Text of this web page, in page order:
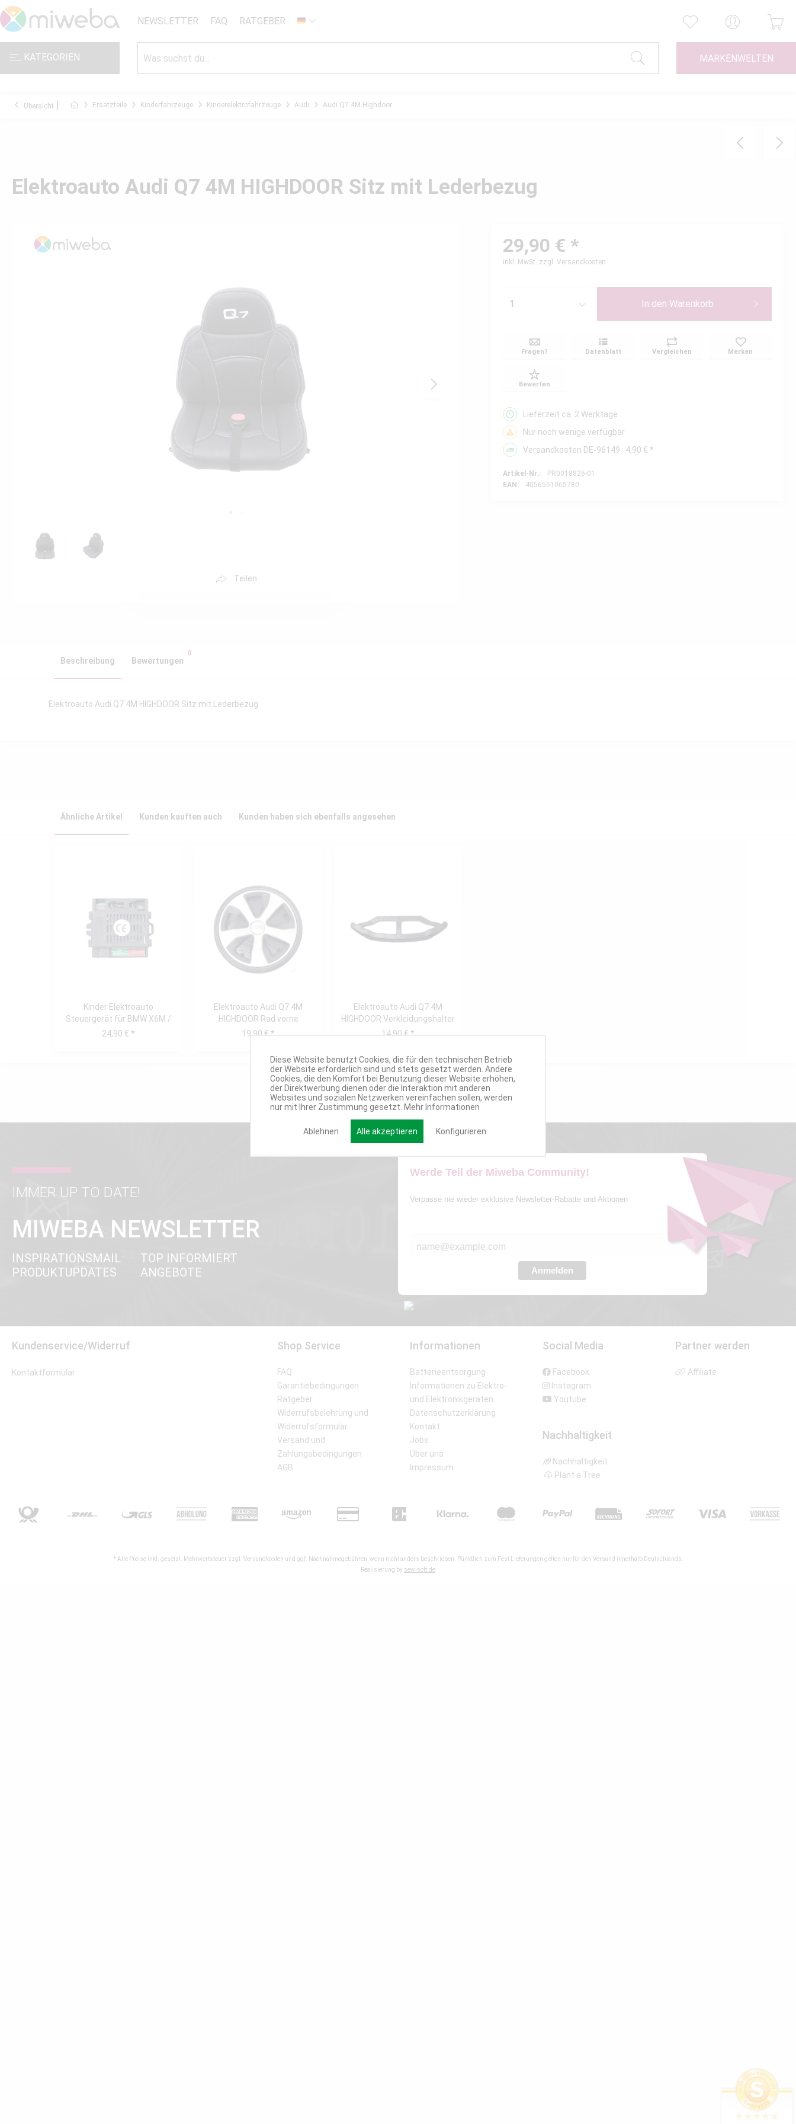
NEWSLETTER FAQ RATGEBER DE
KATEGORIEN MARKENWELTEN
Übersicht Ersatzteile Kinderfahrzeuge Kinderelektrofahrzeuge Audi Audi Q7 4M Highdoor
Elektroauto Audi Q7 4M HIGHDOOR Sitz mit Lederbezug
Teilen
29,90 € *
inkl. MwSt. zzgl. Versandkosten
In den Warenkorb
Fragen? Datenblatt Vergleichen Merken
Bewerten
Lieferzeit ca. 2 Werktage
Nur noch wenige verfügbar
Versandkosten DE-96149 : 4,90 € *
Artikel-Nr.:
PR0018826-01
EAN:
4056551065780
Beschreibung Bewertungen
0
Elektroauto Audi Q7 4M HIGHDOOR Sitz mit Lederbezug
Ähnliche Artikel Kunden kauften auch Kunden haben sich ebenfalls angesehen
Kinder Elektroauto
Steuergerät für BMW X6M /
Audi R8 4S / Audi...
24,90 € *
Elektroauto Audi Q7 4M
HIGHDOOR Rad vorne
19,90 € *
Elektroauto Audi Q7 4M
HIGHDOOR Verkleidungshalter
vorne
14,90 € *
IMMER UP TO DATE!
MIWEBA NEWSLETTER
INSPIRATIONSMAIL
PRODUKTUPDATES
TOP INFORMIERT
ANGEBOTE
Werde Teil der Miweba Community!
Verpasse nie wieder exklusive Newsletter-Rabatte und Aktionen
Anmelden
Kundenservice/Widerruf
Kontaktformular
Shop Service
FAQ
Garantiebedingungen
Ratgeber
Widerrufsbelehrung und
Widerrufsformular
Versand und
Zahlungsbedingungen
AGB
Informationen
Batterieentsorgung
Informationen zu Elektro-
und Elektronikgeräten
Datenschutzerklärung
Kontakt
Jobs
Über uns
Impressum
Social Media
Facebook
Instagram
Youtube
Nachhaltigkeit
Nachhaltigkeit
Plant a Tree
Partner werden
Affiliate
* Alle Preise inkl. gesetzl. Mehrwertsteuer zzgl. Versandkosten und ggf. Nachnahmegebühren, wenn nicht anders beschrieben. Pünktlich zum Fest Lieferungen gelten nur für den Versand innerhalb Deutschlands.
Realisierung by sewisoft.de
Diese Website benutzt Cookies, die für den technischen Betrieb
der Website erforderlich sind und stets gesetzt werden. Andere
Cookies, die den Komfort bei Benutzung dieser Website erhöhen,
der Direktwerbung dienen oder die Interaktion mit anderen
Websites und sozialen Netzwerken vereinfachen sollen, werden
nur mit Ihrer Zustimmung gesetzt. Mehr Informationen
Ablehnen Alle akzeptieren Konfigurieren